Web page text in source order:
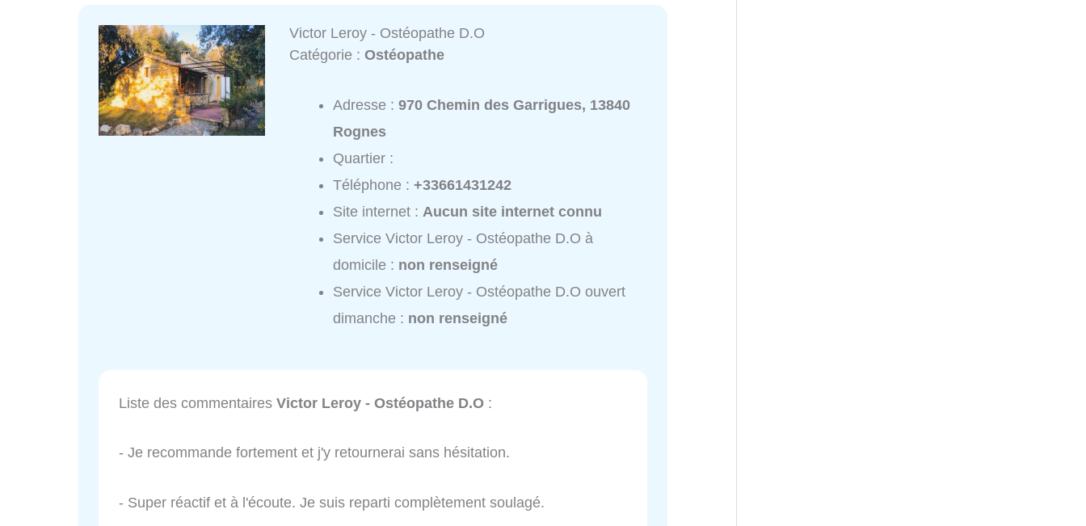
Victor Leroy - Ostéopathe D.O
Catégorie :Ostéopathe
Adresse :970 Chemin des Garrigues, 13840
Rognes
Quartier :
Téléphone :+33661431242
Site internet : Aucun site internet connu
Service Victor Leroy - Ostéopathe D.O à
domicile : non renseigné
Service Victor Leroy - Ostéopathe D.O ouvert
dimanche : non renseigné
Liste des commentaires Victor Leroy - Ostéopathe D.O :
- Je recommande fortement et j'y retournerai sans hésitation.
- Super réactif et à l'écoute. Je suis reparti complètement soulagé.